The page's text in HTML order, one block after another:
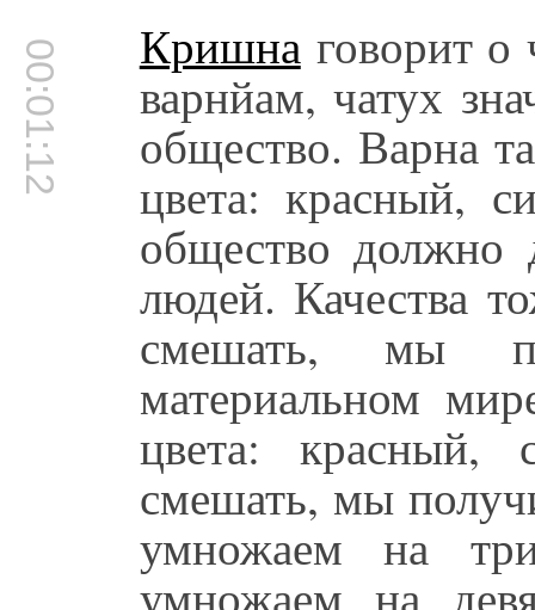
00:01:12 Кришнаговорит о
варнйам, чатух
общество. Варна
цвета: красный,
общество должно
людей. Качества
смешать, мы
материальном
цвета:
смешать, мы
умножаем на
умножаем на